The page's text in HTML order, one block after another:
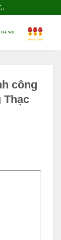
công
Thạc